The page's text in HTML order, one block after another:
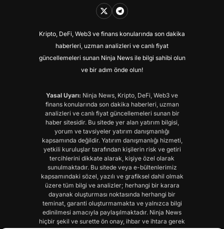
Kripto, DeFi, Web3 ve finans konularında son dakika
haberleri, uzman analizleri ve canlı fiyat
güncellemeleri sunan Ninja News ile bilgi sahibi olun
ve bir adım önde olun!
Yasal Uyarı: Ninja News, Kripto, DeFi, Web3 ve
finans konularında son dakika haberleri, uzman
analizleri ve canlı fiyat güncellemeleri sunan bir
haber sitesidir. Bu sitede yer alan yatırım bilgisi,
yorum ve tavsiyeler yatırım danışmanlığı
kapsamında değildir. Yatırım danışmanlığı hizmeti,
yetkili kuruluşlar tarafından kişilerin risk ve getiri
tercihlerini dikkate alarak, kişiye özel olarak
sunulmaktadır. Bu sitede veya e-bültenlerimiz
kapsamındaki sözel, yazılı ve grafiksel dahil olmak
üzere tüm bilgi ve analizler; herhangi bir karara
dayanak oluşturması noktasında herhangi bir
teminat, garanti oluşturmamakta ve yalnızca bilgi
edinilmesi amacıyla paylaşılmaktadır. Ninja News
hiçbir şekil ve surette ön onay, ihbar ve ihtara gerek